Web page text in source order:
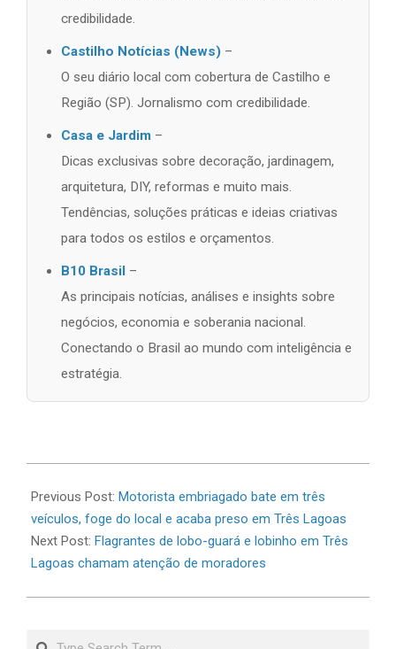
credibilidade.
Castilho Notícias (News) –
O seu diário local com cobertura de Castilho e
Região (SP). Jornalismo com credibilidade.
Casa e Jardim –
Dicas exclusivas sobre decoração, jardinagem,
arquitetura, DIY, reformas e muito mais.
Tendências, soluções práticas e ideias criativas
para todos os estilos e orçamentos.
B10 Brasil –
As principais notícias, análises e insights sobre
negócios, economia e soberania nacional.
Conectando o Brasil ao mundo com inteligência e
estratégia.
06-
30
Previous Post: Motorista embriagado bate em três
veículos, foge do local e acaba preso em Três Lagoas
Next Post: Flagrantes de lobo-guará e lobinho em Três
Lagoas chamam atenção de moradores
Search